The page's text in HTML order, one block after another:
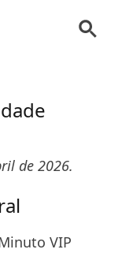
de 2026.
VIP